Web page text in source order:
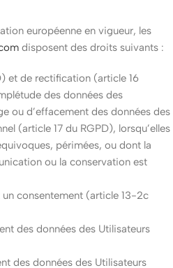
européenne en vigueur, les
disposent des droits suivants :
et de rectification (article 16
des données des
ou d’effacement des données des
(article 17 du RGPD), lorsqu’elles
périmées, ou dont la
ou la conservation est
consentement (article 13-2c
des données des Utilisateurs
des données des Utilisateurs